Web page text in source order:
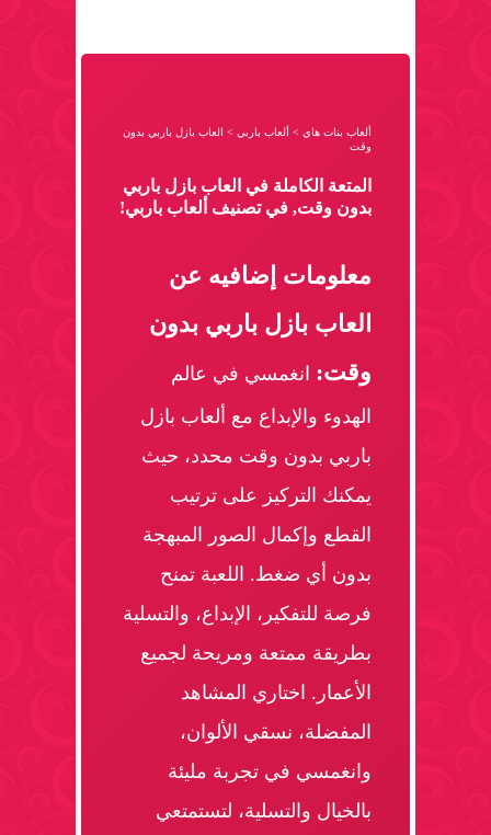
ألعاب بنات هاي > ألعاب باربي > العاب بازل باربي بدون
وقت
المتعة الكاملة في العاب بازل باربي
بدون وقت, في تصنيف ألعاب باربي!
معلومات إضافيه عن
العاب بازل باربي بدون
وقت: انغمسي في عالم
الهدوء والإبداع مع ألعاب بازل
باربي بدون وقت محدد، حيث
يمكنك التركيز على ترتيب
القطع وإكمال الصور المبهجة
بدون أي ضغط. اللعبة تمنح
فرصة للتفكير، الإبداع، والتسلية
بطريقة ممتعة ومريحة لجميع
الأعمار. اختاري المشاهد
المفضلة، نسقي الألوان،
وانغمسي في تجربة مليئة
بالخيال والتسلية، لتستمتعي